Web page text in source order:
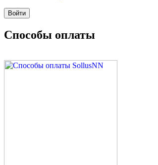
Способы оплаты